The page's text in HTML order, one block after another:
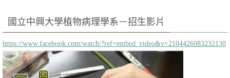
國立中興大學植物病理學系－招生影片
https://www.facebook.com/watch/?ref=embed_video&v=2104426083232130